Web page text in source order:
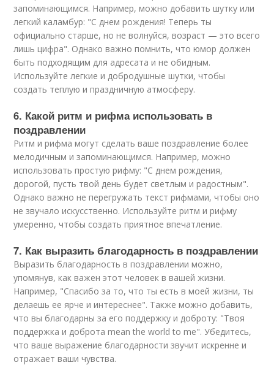
запоминающимся. Например, можно добавить шутку или
легкий каламбур: "С днем рождения! Теперь ты
официально старше, но не волнуйся, возраст — это всего
лишь цифра". Однако важно помнить, что юмор должен
быть подходящим для адресата и не обидным.
Используйте легкие и добродушные шутки, чтобы
создать теплую и праздничную атмосферу.
6. Какой ритм и рифма использовать в
поздравлении
Ритм и рифма могут сделать ваше поздравление более
мелодичным и запоминающимся. Например, можно
использовать простую рифму: "С днем рождения,
дорогой, пусть твой день будет светлым и радостным".
Однако важно не перегружать текст рифмами, чтобы оно
не звучало искусственно. Используйте ритм и рифму
умеренно, чтобы создать приятное впечатление.
7. Как выразить благодарность в поздравлении
Выразить благодарность в поздравлении можно,
упомянув, как важен этот человек в вашей жизни.
Например, "Спасибо за то, что ты есть в моей жизни, ты
делаешь ее ярче и интереснее". Также можно добавить,
что вы благодарны за его поддержку и доброту: "Твоя
поддержка и доброта mean the world to me". Убедитесь,
что ваше выражение благодарности звучит искренне и
отражает ваши чувства.